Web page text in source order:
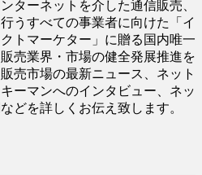
ターネットを介した通信販売、
うすべての事業者に向けた「イ
トマーケター」に贈る国内唯一
売業界・市場の健全発展推進を
売市場の最新ニュース、ネット
ーマンへのインタビュー、ネッ
どを詳しくお伝え致します。